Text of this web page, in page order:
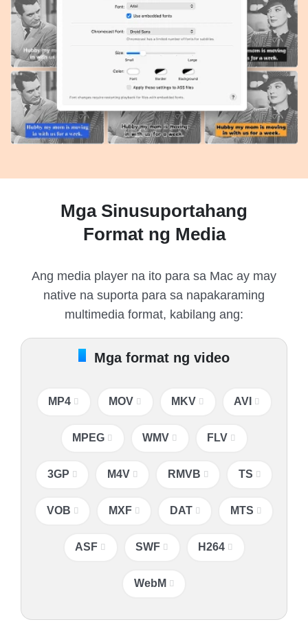
Mga Sinusuportahang
Format ng Media
Ang media player na ito para sa Mac ay may
native na suporta para sa napakaraming
multimedia format, kabilang ang:
Mga format ng video
MP4 MOV MKV AVI
MPEG WMV FLV
3GP M4V RMVB TS
VOB MXF DAT MTS
ASF SWF H264
WebM